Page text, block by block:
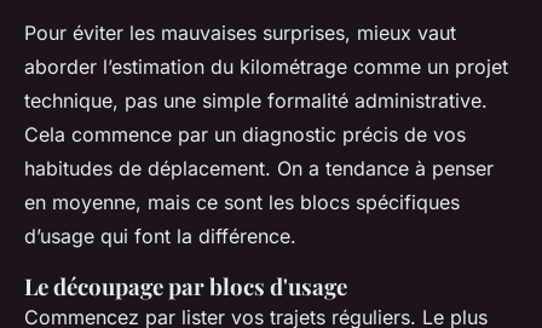
Pour éviter les mauvaises surprises, mieux vaut
aborder l’estimation du kilométrage comme un projet
technique, pas une simple formalité administrative.
Cela commence par un diagnostic précis de vos
habitudes de déplacement. On a tendance à penser
en moyenne, mais ce sont les blocs spécifiques
d’usage qui font la différence.
Le découpage par blocs d'usage
Commencez par lister vos trajets réguliers. Le plus